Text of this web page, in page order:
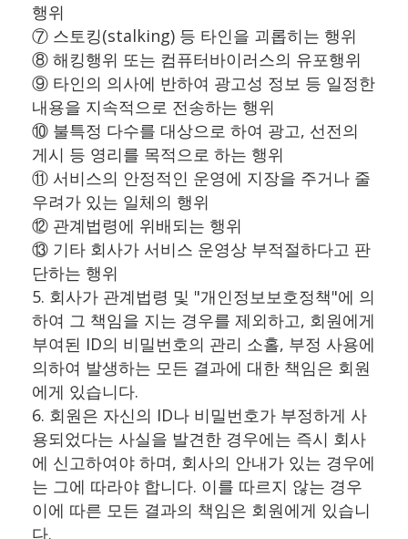
행위
⑦ 스토킹(stalking) 등 타인을 괴롭히는 행위
⑧ 해킹행위 또는 컴퓨터바이러스의 유포행위
⑨ 타인의 의사에 반하여 광고성 정보 등 일정한
내용을 지속적으로 전송하는 행위
⑩ 불특정 다수를 대상으로 하여 광고, 선전의
게시 등 영리를 목적으로 하는 행위
⑪ 서비스의 안정적인 운영에 지장을 주거나 줄
우려가 있는 일체의 행위
⑫ 관계법령에 위배되는 행위
⑬ 기타 회사가 서비스 운영상 부적절하다고 판
단하는 행위
5. 회사가 관계법령 및 "개인정보보호정책"에 의
하여 그 책임을 지는 경우를 제외하고, 회원에게
부여된 ID의 비밀번호의 관리 소홀, 부정 사용에
의하여 발생하는 모든 결과에 대한 책임은 회원
에게 있습니다.
6. 회원은 자신의 ID나 비밀번호가 부정하게 사
용되었다는 사실을 발견한 경우에는 즉시 회사
에 신고하여야 하며, 회사의 안내가 있는 경우에
는 그에 따라야 합니다. 이를 따르지 않는 경우
이에 따른 모든 결과의 책임은 회원에게 있습니
다.